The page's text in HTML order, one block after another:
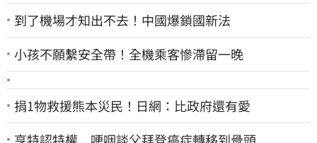
到了機場才知出不去！中國爆鎖國新法
小孩不願繫安全帶！全機乘客慘滯留一晚
捐1物救援熊本災民！日網：比政府還有愛